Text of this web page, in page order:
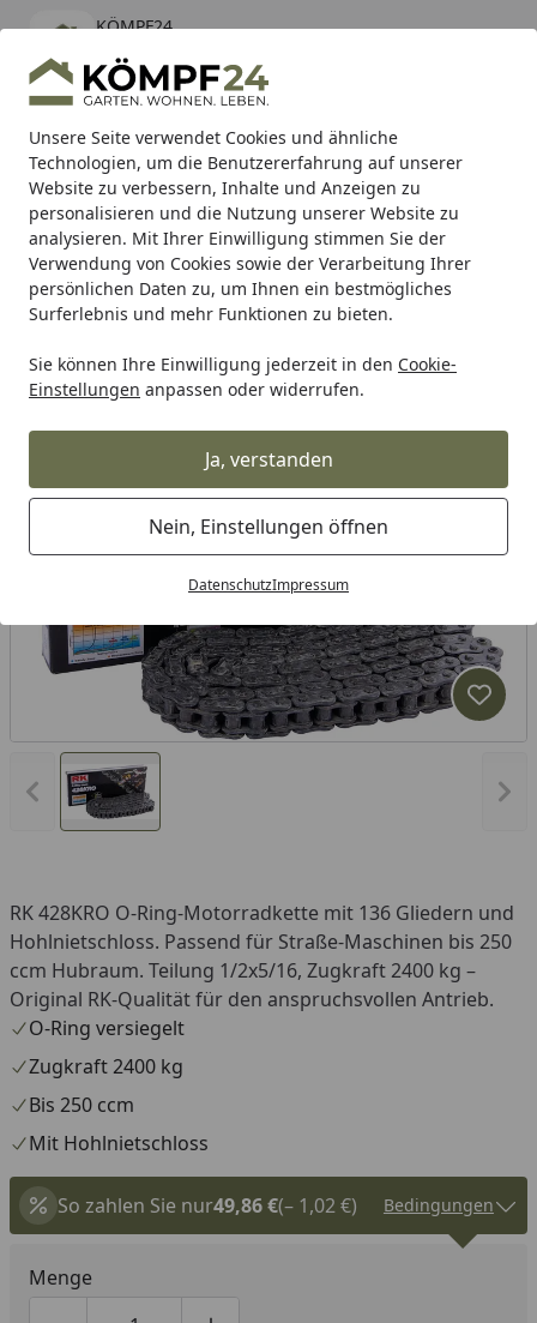
Unsere Seite verwendet Cookies und ähnliche
Technologien, um die Benutzererfahrung auf unserer
Website zu verbessern, Inhalte und Anzeigen zu
personalisieren und die Nutzung unserer Website zu
analysieren. Mit Ihrer Einwilligung stimmen Sie der
Verwendung von Cookies sowie der Verarbeitung Ihrer
persönlichen Daten zu, um Ihnen ein bestmögliches
Surferlebnis und mehr Funktionen zu bieten.
Sie können Ihre Einwilligung jederzeit in den Cookie-
Einstellungen anpassen oder widerrufen.
Ja, verstanden
Nein, Einstellungen öffnen
DatenschutzImpressum
KÖMPF24
kostenlos - Im App Store
Hotline
Alle Produkte
Mein Konto
Suchen
Karibu Pools inkl. gratis Sandfilteranlage & Pool-
Starterset (Gesamtwert bis 468,99€)
Startseite
RK Rk Motorradkette RK Kette 428KRO 136 Glieder
RK Kette 428KRO 136 Glieder
Vorheriges Bild anzeigen
RK 428KRO O-Ring-Motorradkette mit 136 Gliedern und
Hohlnietschloss. Passend für Straße-Maschinen bis 250
ccm Hubraum. Teilung 1/2x5/16, Zugkraft 2400 kg –
Original RK-Qualität für den anspruchsvollen Antrieb.
O-Ring versiegelt
Zugkraft 2400 kg
Bis 250 ccm
Mit Hohlnietschloss
So zahlen Sie nur49,86 €(– 1,02 €) Bedingungen
Menge